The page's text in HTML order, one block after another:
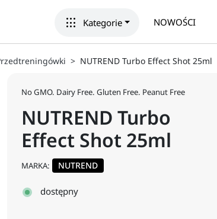
apps Kategorie NOWOŚCI
NUTREND Turbo Effect Shot 25ml
No GMO. Dairy Free. Gluten Free. Peanut Free
NUTREND Turbo
Effect Shot 25ml
MARKA: NUTREND
dostępny